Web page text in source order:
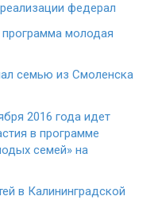
федерал
программа молодая
семью из Смоленска
2016 года идет
в программе
семей» на
в Калининградской